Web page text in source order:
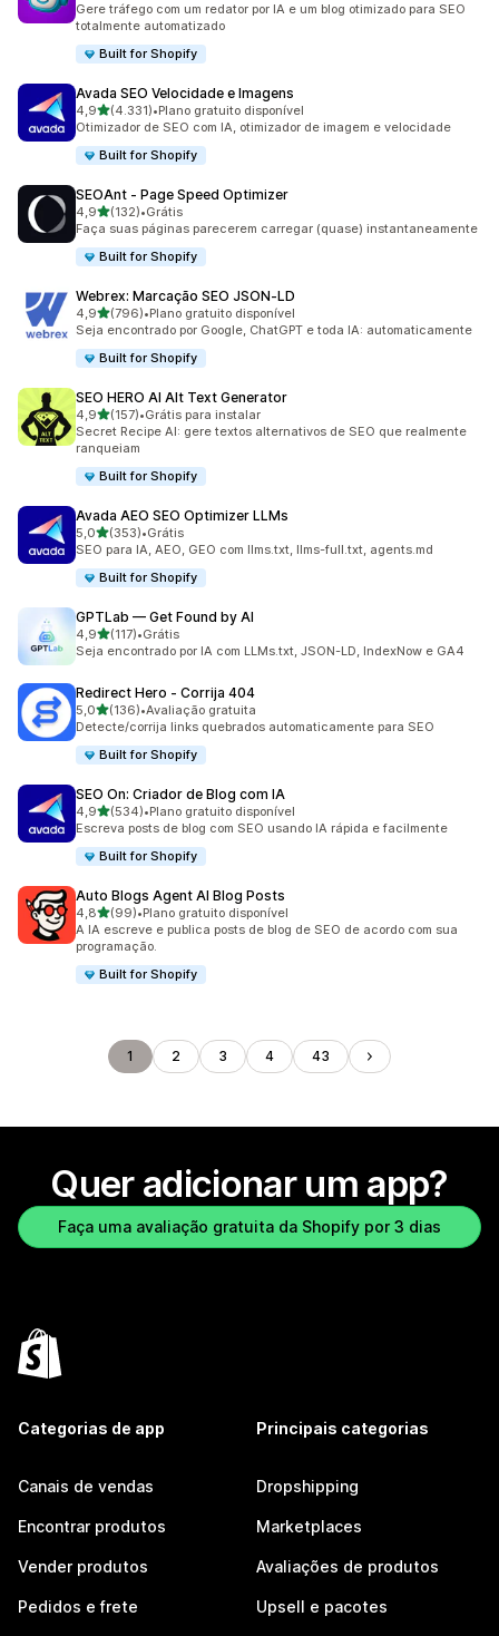
Gere tráfego com um redator por IA e um blog otimizado para SEO
totalmente automatizado
Built for Shopify
Avada SEO Velocidade e Imagens
4,9de 5 estrelas
(4.331)
4331 avaliações ao todo
•Plano gratuito disponível
Otimizador de SEO com IA, otimizador de imagem e velocidade
Built for Shopify
SEOAnt ‑ Page Speed Optimizer
4,9de 5 estrelas
(132)
132 avaliações ao todo
•Grátis
Faça suas páginas parecerem carregar (quase) instantaneamente
Built for Shopify
Webrex: Marcação SEO JSON‑LD
4,9de 5 estrelas
(796)
796 avaliações ao todo
•Plano gratuito disponível
Seja encontrado por Google, ChatGPT e toda IA: automaticamente
Built for Shopify
SEO HERO AI Alt Text Generator
4,9de 5 estrelas
(157)
157 avaliações ao todo
•Grátis para instalar
Secret Recipe AI: gere textos alternativos de SEO que realmente
ranqueiam
Built for Shopify
Avada AEO SEO Optimizer LLMs
5,0de 5 estrelas
(353)
353 avaliações ao todo
•Grátis
SEO para IA, AEO, GEO com llms.txt, llms-full.txt, agents.md
Built for Shopify
GPTLab — Get Found by AI
4,9de 5 estrelas
(117)
117 avaliações ao todo
•Grátis
Seja encontrado por IA com LLMs.txt, JSON-LD, IndexNow e GA4
Redirect Hero ‑ Corrija 404
5,0de 5 estrelas
(136)
136 avaliações ao todo
•Avaliação gratuita
Detecte/corrija links quebrados automaticamente para SEO
Built for Shopify
SEO On: Criador de Blog com IA
4,9de 5 estrelas
(534)
534 avaliações ao todo
•Plano gratuito disponível
Escreva posts de blog com SEO usando IA rápida e facilmente
Built for Shopify
Auto Blogs Agent AI Blog Posts
4,8de 5 estrelas
(99)
99 avaliações ao todo
•Plano gratuito disponível
A IA escreve e publica posts de blog de SEO de acordo com sua
programação.
Built for Shopify
1 2 3 4 43
Quer adicionar um app?
Faça uma avaliação gratuita da Shopify por 3 dias
Categorias de app
Canais de vendas
Encontrar produtos
Vender produtos
Pedidos e frete
Principais categorias
Dropshipping
Marketplaces
Avaliações de produtos
Upsell e pacotes